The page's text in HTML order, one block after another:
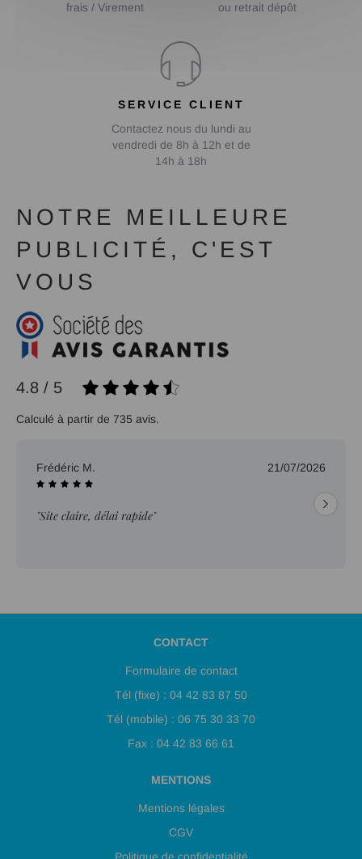
frais / Virement
ou retrait dépôt
SERVICE CLIENT
Contactez nous du lundi au
vendredi de 8h à 12h et de
14h à 18h
NOTRE MEILLEURE
PUBLICITÉ, C'EST
VOUS
4.8 / 5
Calculé à partir de 735 avis.
Frédéric M. 21/07/2026
"Site claire, délai rapide"
CONTACT
Formulaire de contact
Tél (fixe) : 04 42 83 87 50
Tél (mobile) : 06 75 30 33 70
Fax : 04 42 83 66 61
MENTIONS
Mentions légales
CGV